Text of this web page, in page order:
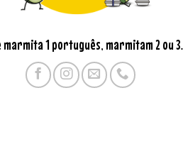
marmita 1 português, marmitam 2 ou 3.